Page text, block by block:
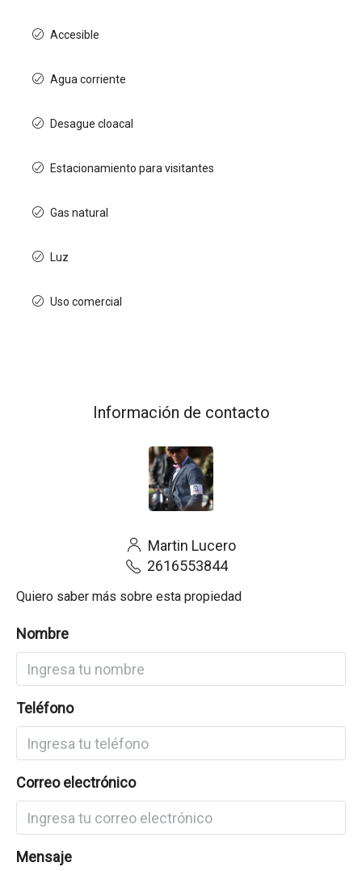
Accesible
Agua corriente
Desague cloacal
Estacionamiento para visitantes
Gas natural
Luz
Uso comercial
Información de contacto
Martin Lucero
2616553844
Quiero saber más sobre esta propiedad
Nombre
Teléfono
Correo electrónico
Mensaje